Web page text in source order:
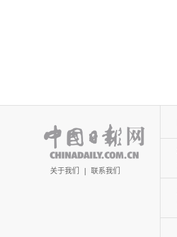
关于我们 | 联系我们